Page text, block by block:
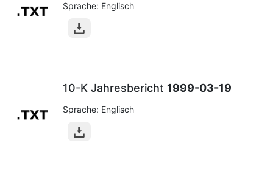
Sprache: Englisch
10-K Jahresbericht 1999-03-19
Sprache: Englisch